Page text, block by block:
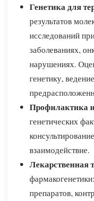
Генетика для
результатов
исследований
заболеваниях,
нарушениях.
генетику,
Профилактика
генетических
взаимодействие.
Лекарственная
препаратов,